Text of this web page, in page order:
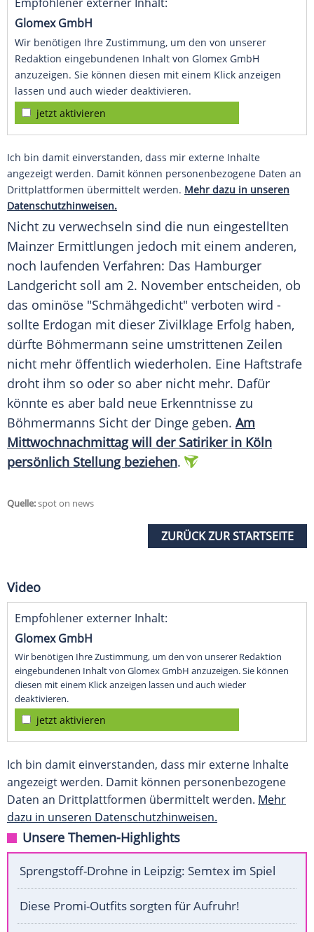
Glomex GmbH
Wir benötigen Ihre Zustimmung, um den von unserer
Redaktion eingebundenen Inhalt von Glomex GmbH
anzuzeigen. Sie können diesen mit einem Klick anzeigen
lassen und auch wieder deaktivieren.
jetzt aktivieren
Ich bin damit einverstanden, dass mir externe Inhalte
angezeigt werden. Damit können personenbezogene Daten an
Drittplattformen übermittelt werden. Mehr dazu in unseren
Datenschutzhinweisen.
Nicht zu verwechseln sind die nun eingestellten
Mainzer Ermittlungen jedoch mit einem anderen,
noch laufenden Verfahren: Das Hamburger
Landgericht soll am 2. November entscheiden, ob
das ominöse "Schmähgedicht" verboten wird -
sollte Erdogan mit dieser Zivilklage Erfolg haben,
dürfte Böhmermann seine umstrittenen Zeilen
nicht mehr öffentlich wiederholen. Eine Haftstrafe
droht ihm so oder so aber nicht mehr. Dafür
könnte es aber bald neue Erkenntnisse zu
Böhmermanns Sicht der Dinge geben. Am
Mittwochnachmittag will der Satiriker in Köln
persönlich Stellung beziehen.
Quelle:spot on news
ZURÜCK ZUR STARTSEITE
Video
Empfohlener externer Inhalt:
Glomex GmbH
Wir benötigen Ihre Zustimmung, um den von unserer Redaktion
eingebundenen Inhalt von Glomex GmbH anzuzeigen. Sie können
diesen mit einem Klick anzeigen lassen und auch wieder
deaktivieren.
jetzt aktivieren
Ich bin damit einverstanden, dass mir externe Inhalte
angezeigt werden. Damit können personenbezogene
Daten an Drittplattformen übermittelt werden. Mehr
dazu in unseren Datenschutzhinweisen.
Unsere Themen-Highlights
Sprengstoff-Drohne in Leipzig: Semtex im Spiel
Diese Promi-Outfits sorgten für Aufruhr!